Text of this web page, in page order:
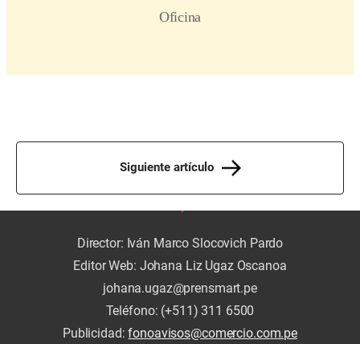
Siguiente artículo
Director: Iván Marco Slocovich Pardo
Editor Web: Johana Liz Ugaz Oscanoa
johana.ugaz@prensmart.pe
Teléfono: (+511) 311 6500
Publicidad:fonoavisos@comercio.com.pe